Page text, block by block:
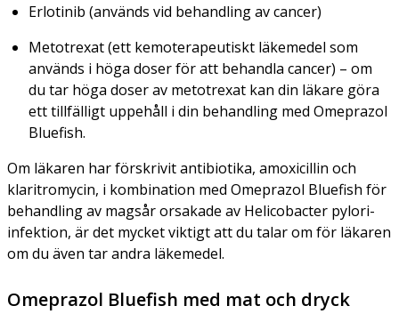
Erlotinib (används vid behandling av cancer)
Metotrexat (ett kemoterapeutiskt läkemedel som
används i höga doser för att behandla cancer) – om
du tar höga doser av metotrexat kan din läkare göra
ett tillfälligt uppehåll i din behandling med Omeprazol
Bluefish.
Om läkaren har förskrivit antibiotika, amoxicillin och
klaritromycin, i kombination med Omeprazol Bluefish för
behandling av magsår orsakade av Helicobacter pylori-
infektion, är det mycket viktigt att du talar om för läkaren
om du även tar andra läkemedel.
Omeprazol Bluefish med mat och dryck